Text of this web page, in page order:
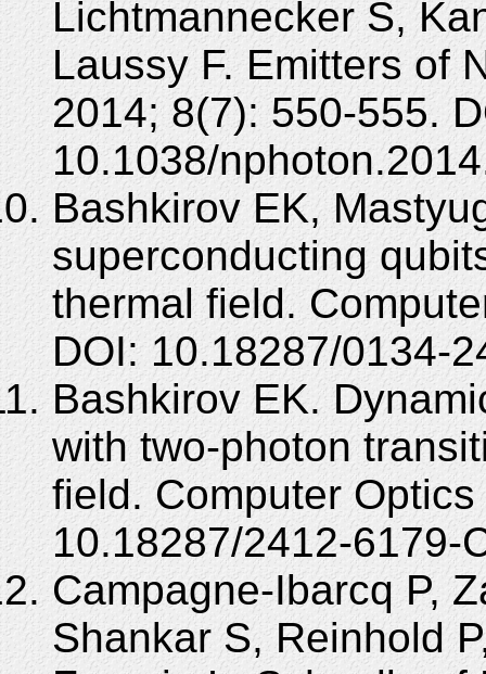
Lichtmannecker S,
Laussy F. Emitters of
2014; 8(7): 550-555.
10.1038/
Bashkirov EK,
superconducting
thermal field.
DOI: 10.18287/0134-
Bashkirov EK.
with two-photon
field. Computer
10.18287/2412-6179-
Campagne-Ibarcq P,
Shankar S, Reinhold